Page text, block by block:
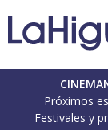
Próximos
Festivales y